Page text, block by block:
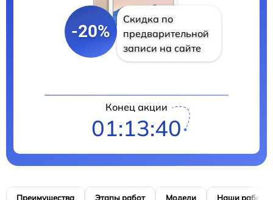
-20%
Скидка по
предварительной
записи на сайте
Конец акции
01:13:40
Преимущества Этапы работ Модели Наши работы